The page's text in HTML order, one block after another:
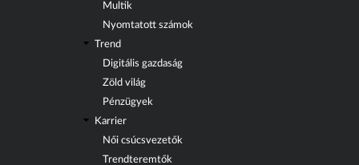
Multik
Nyomtatott számok
Trend
Digitális gazdaság
Zöld világ
Pénzügyek
Karrier
Női csúcsvezetők
Trendteremtők